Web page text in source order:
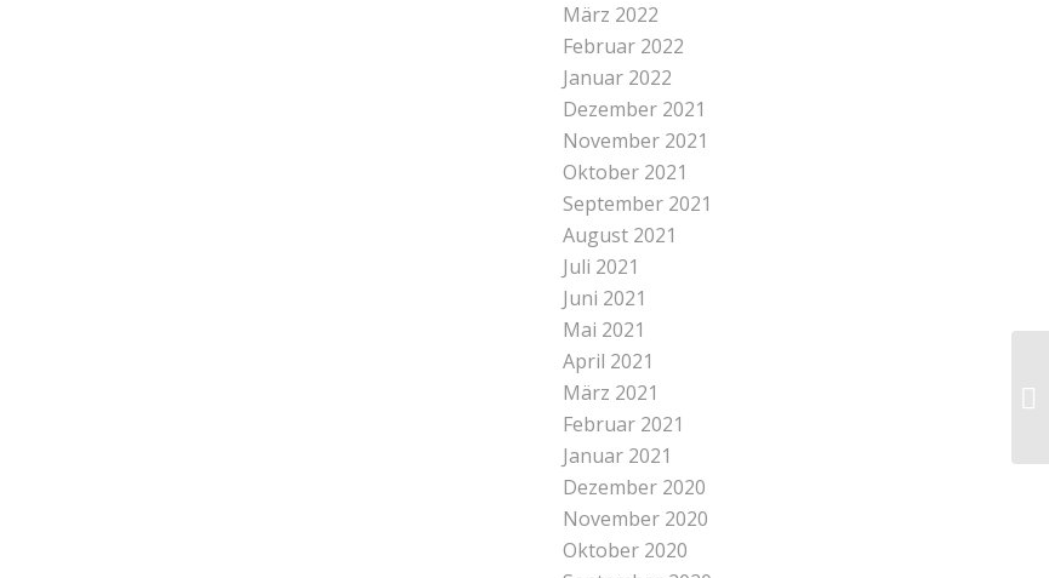
März 2022
Februar 2022
Januar 2022
Dezember 2021
November 2021
Oktober 2021
September 2021
August 2021
Juli 2021
Juni 2021
Mai 2021
April 2021
März 2021
Februar 2021
Januar 2021
Dezember 2020
November 2020
Oktober 2020